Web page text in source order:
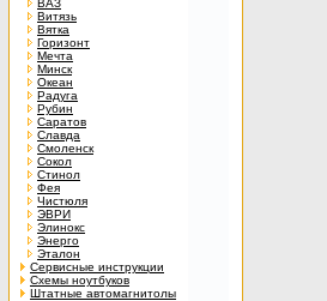
ВАЗ
Витязь
Вятка
Горизонт
Мечта
Минск
Океан
Радуга
Рубин
Саратов
Славда
Смоленск
Сокол
Стинол
Фея
Чистюля
ЭВРИ
Элинокс
Энерго
Эталон
Сервисные инструкции
Схемы ноутбуков
Штатные автомагнитолы